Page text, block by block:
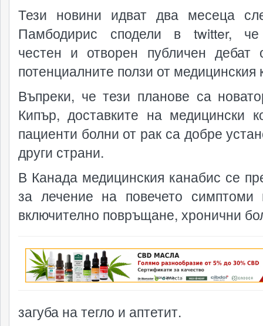
Тези новини идват два месеца
Памбодирис сподели в twitter,
честен и отворен публичен дебат
потенциалните ползи от медицинския
Въпреки, че тези планове са
Кипър, доставките на медицински
пациенти болни от рак са добре
други страни.
В Канада медицинския канабис се
за лечение на повечето симптоми
включително повръщане, хронични
реклама
загуба на тегло и аптетит.